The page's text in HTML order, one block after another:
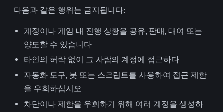
다음과 같은 행위는 금지됩니다:
계정이나 게임 내 진행 상황을 공유, 판매, 대여 또는
양도할 수 있습니다
타인의 허락 없이 그 사람의 계정에 접근하다
자동화 도구, 봇 또는 스크립트를 사용하여 접근 제한
을 우회하십시오
차단이나 제한을 우회하기 위해 여러 계정을 생성하